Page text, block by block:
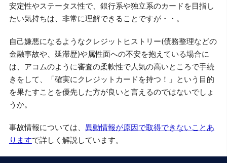
安定性やステータス性で、銀行系や独立系のカードを目指し
たい気持ちは、非常に理解できることですが・・。
自己嫌悪になるようなクレジットヒストリー(債務整理などの
金融事故や、延滞歴)や属性面への不安を抱えている場合に
は、アコムのように審査の柔軟性で人気の高いところで手続
きをして、「確実にクレジットカードを持つ！」という目的
を果たすことを優先した方が良いと言えるのではないでしょ
うか。
事故情報については、 異動情報が原因で取得できないことあ
りますで詳しく解説しています。